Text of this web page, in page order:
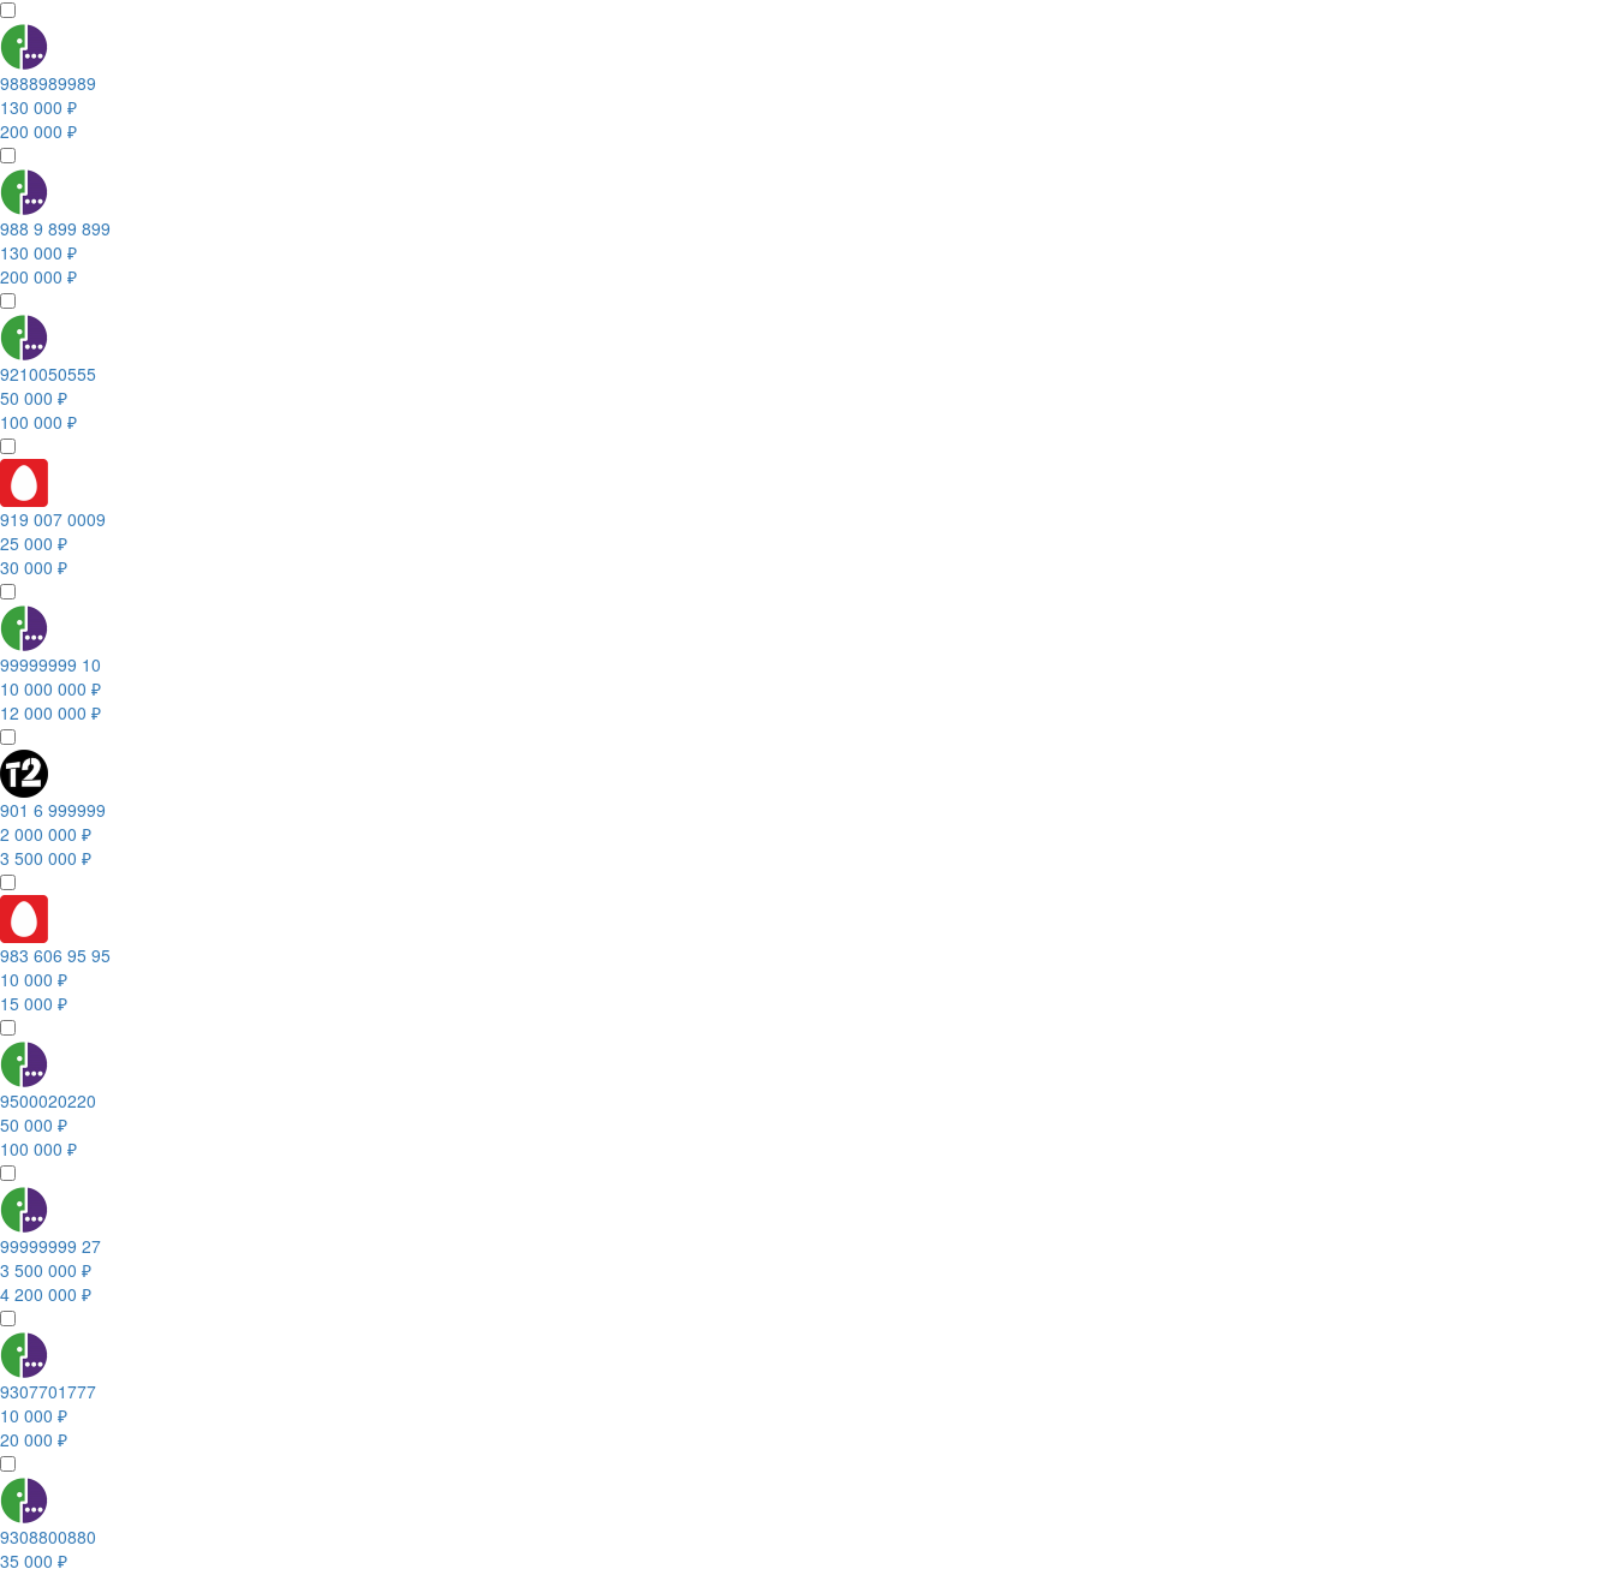
9888989989
130 000 ₽
200 000 ₽
988 9 899 899
130 000 ₽
200 000 ₽
9210050555
50 000 ₽
100 000 ₽
919 007 0009
25 000 ₽
30 000 ₽
99999999 10
10 000 000 ₽
12 000 000 ₽
901 6 999999
2 000 000 ₽
3 500 000 ₽
983 606 95 95
10 000 ₽
15 000 ₽
9500020220
50 000 ₽
100 000 ₽
99999999 27
3 500 000 ₽
4 200 000 ₽
9307701777
10 000 ₽
20 000 ₽
9308800880
35 000 ₽